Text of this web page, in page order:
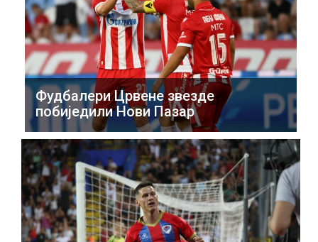
Фудбалери Црвене звезде
побиједили Нови Пазар